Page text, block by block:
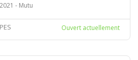
- Mutu
Ouvert actuellement